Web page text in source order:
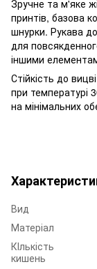
Зручне та м'яке
принтів, базова
шнурки. Рукава
для
іншими
Стійкість до
при температурі
на мінімальних
Вид
Матеріал
КІлькість
кишень